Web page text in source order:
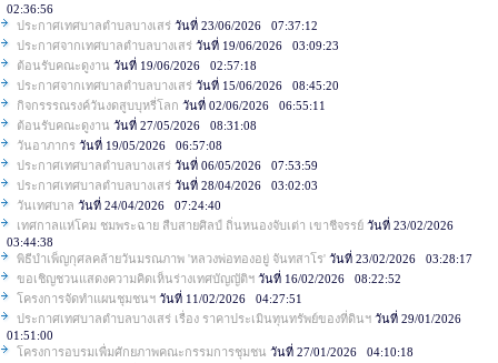
02:36:56
ประกาศเทศบาลตำบลบางเสร่ วันที่ 23/06/2026 07:37:12
ประกาศจากเทศบาลตำบลบางเสร่ วันที่ 19/06/2026 03:09:23
ต้อนรับคณะดูงาน วันที่ 19/06/2026 02:57:18
ประกาศจากเทศบาลตำบลบางเสร่ วันที่ 15/06/2026 08:45:20
กิจกรรรณรงค์วันงดสูบบุหรี่โลก วันที่ 02/06/2026 06:55:11
ต้อนรับคณะดูงาน วันที่ 27/05/2026 08:31:08
วันอาภากร วันที่ 19/05/2026 06:57:08
ประกาศเทศบาลตำบลบางเสร่ วันที่ 06/05/2026 07:53:59
ประกาศเทศบาลตำบลบางเสร่ วันที่ 28/04/2026 03:02:03
วันเทศบาล วันที่ 24/04/2026 07:24:40
เทศกาลแห่โคม ชมพระฉาย สืบสายศิลป์ ถิ่นหนองจับเต่า เขาชีจรรย์ วันที่ 23/02/2026
03:44:38
พิธีบำเพ็ญกุศลคล้ายวันมรณภาพ 'หลวงพ่อทองอยู่ จันทสาโร' วันที่ 23/02/2026 03:28:17
ขอเชิญชวนแสดงความคิดเห็นร่างเทศบัญญัติฯ วันที่ 16/02/2026 08:22:52
โครงการจัดทำแผนชุมชนฯ วันที่ 11/02/2026 04:27:51
ประกาศเทศบาลตำบลบางเสร่ เรื่อง ราคาประเมินทุนทรัพย์ของที่ดินฯ วันที่ 29/01/2026
01:51:00
โครงการอบรมเพื่มศักยภาพคณะกรรมการชุมชน วันที่ 27/01/2026 04:10:18